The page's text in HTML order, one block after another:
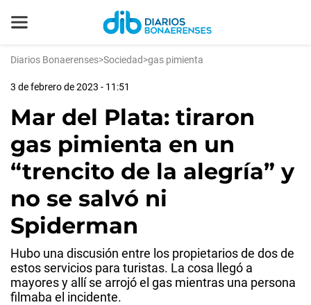
Diarios Bonaerenses>Sociedad>gas pimienta
3 de febrero de 2023 - 11:51
Mar del Plata: tiraron
gas pimienta en un
“trencito de la alegría” y
no se salvó ni
Spiderman
Hubo una discusión entre los propietarios de dos de
estos servicios para turistas. La cosa llegó a
mayores y allí se arrojó el gas mientras una persona
filmaba el incidente.